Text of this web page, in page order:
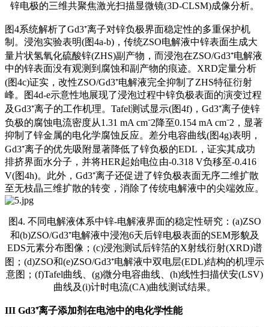
锌电极的三维共聚焦激光扫描显微镜(3D-CLSM)成像分析。
图4系统解析了Gd3⁺离子对锌负极界面稳定性的多重保护机
制。浸泡实验表明(图4a-b)，传统ZSO电解液中锌表面生成大
量片状氢氧化硫酸锌(ZHS)副产物，而浸泡在ZSO/Gd3⁺电解液
中的锌表面没有观测到腐蚀和副产物的痕迹。XRD定量分析
(图4c)证实，改性ZSO/Gd3⁺电解液完全抑制了ZHS特征衍射
峰。图4d-e示意性地展现了浸泡过程中锌负极表面的演变过程
及Gd3⁺离子的工作机理。Tafel测试显示(图4f)，Gd3⁺离子使锌
负极的腐蚀电流密度从1.31 mA cm⁻2降至0.154 mA cm⁻2，显著
抑制了锌金属的电化学腐蚀反应。差分电容曲线(图4g)表明，
Gd3⁺离子的优先吸附显著降低了锌负极的EDL，证实其成功
排挤界面水分子，并将HER起始电位由-0.318 V负移至-0.416
V(图4h)。此外，Gd3⁺离子还促进了锌负极表面无序二维扩散
至无枝晶三维扩散的转变，消除了传统电解液中的尖端效应。
图4. 不同电解液体系中锌-电解液界面的稳定性研究：(a)ZSO
和(b)ZSO/Gd3⁺电解液中浸泡6天后锌电极表面的SEM形貌及
EDS元素分布图像；(c)浸泡测试后锌箔的X射线衍射(XRD)谱
图；(d)ZSO和(e)ZSO/Gd3⁺电解液中双电层(EDL)结构的机理示
意图；(f)Tafel曲线、(g)微分电容曲线、(h)线性扫描伏安(LSV)
曲线及(i)计时电流(CA)曲线测试结果。
III Gd3⁺离子添加剂在电池中的电化学性能